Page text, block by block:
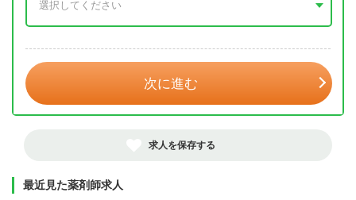
次に進む
求人を保存する
最近見た薬剤師求人